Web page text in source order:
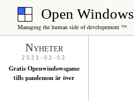
Open Windows
Managing the human side of developement ™
Nyheter
2021-02-02
Gratis Openwindowsgame
tills pandemon är över